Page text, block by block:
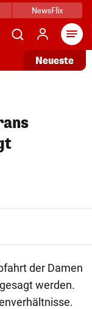
NewsFlix
Neueste
der Damen
werden.